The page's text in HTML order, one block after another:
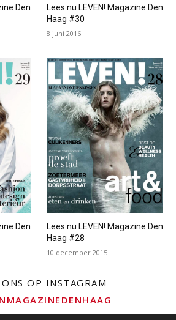
Den
Lees nu LEVEN! Magazine Den
Haag #30
8 juni 2016
Den
Lees nu LEVEN! Magazine Den
Haag #28
10 december 2015
OP INSTAGRAM